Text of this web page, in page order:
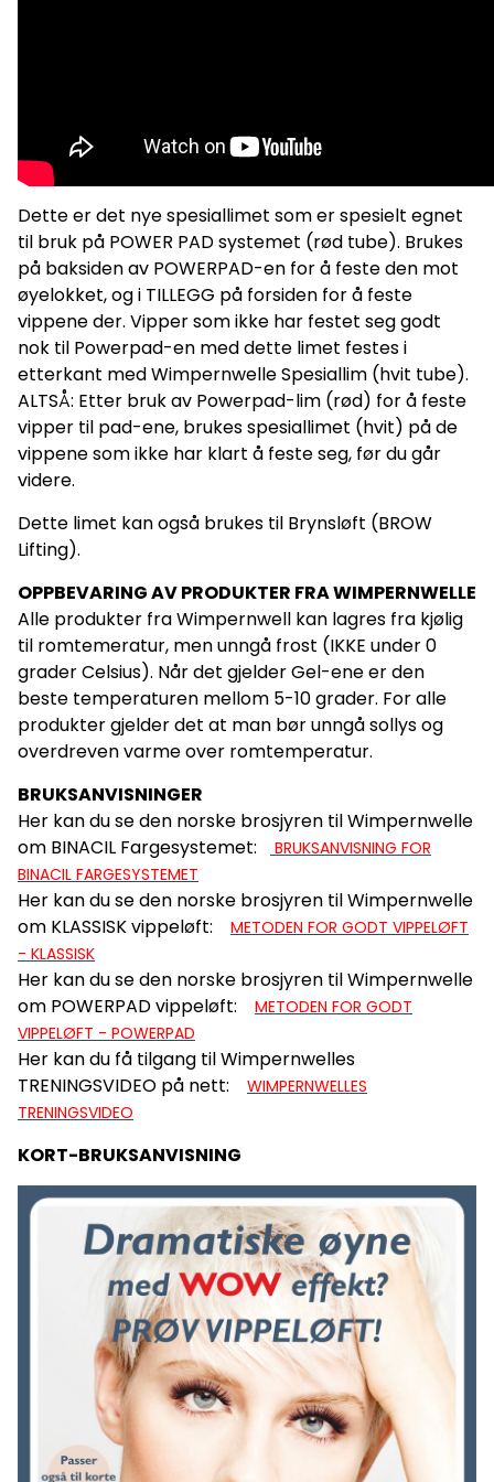
Dette er det nye spesiallimet som er spesielt egnet
til bruk på POWER PAD systemet (rød tube). Brukes
på baksiden av POWERPAD-en for å feste den mot
øyelokket, og i TILLEGG på forsiden for å feste
vippene der. Vipper som ikke har festet seg godt
nok til Powerpad-en med dette limet festes i
etterkant med Wimpernwelle Spesiallim (hvit tube).
ALTSÅ: Etter bruk av Powerpad-lim (rød) for å feste
vipper til pad-ene, brukes spesiallimet (hvit) på de
vippene som ikke har klart å feste seg, før du går
videre.
Dette limet kan også brukes til Brynsløft (BROW
Lifting).
OPPBEVARING AV PRODUKTER FRA WIMPERNWELLE
Alle produkter fra Wimpernwell kan lagres fra kjølig
til romtemeratur, men unngå frost (IKKE under 0
grader Celsius). Når det gjelder Gel-ene er den
beste temperaturen mellom 5-10 grader. For alle
produkter gjelder det at man bør unngå sollys og
overdreven varme over romtemperatur.
BRUKSANVISNINGER
Her kan du se den norske brosjyren til Wimpernwelle
om BINACIL Fargesystemet:
BRUKSANVISNING FOR
BINACIL FARGESYSTEMET
Her kan du se den norske brosjyren til Wimpernwelle
om KLASSISK vippeløft: METODEN FOR GODT VIPPELØFT
- KLASSISK
Her kan du se den norske brosjyren til Wimpernwelle
om POWERPAD vippeløft: METODEN FOR GODT
VIPPELØFT - POWERPAD
Her kan du få tilgang til Wimpernwelles
TRENINGSVIDEO på nett: WIMPERNWELLES
TRENINGSVIDEO
KORT-BRUKSANVISNING